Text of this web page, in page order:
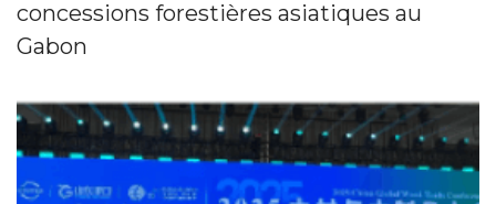
concessions forestières asiatiques au
Gabon